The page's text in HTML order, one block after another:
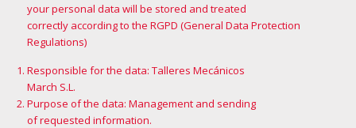
your personal data will be stored and treated
correctly according to the RGPD (General Data Protection
Regulations)
Responsible for the data: Talleres Mecánicos
March S.L.
Purpose of the data: Management and sending
of requested information.